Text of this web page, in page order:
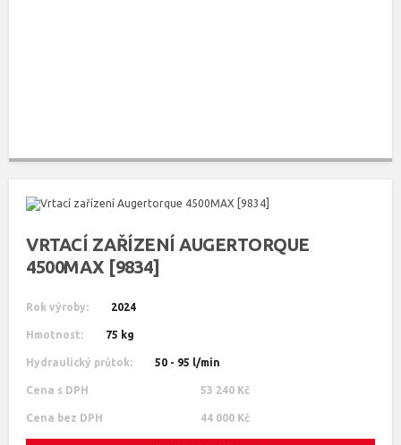
VRTACÍ ZAŘÍZENÍ AUGERTORQUE
4500MAX [9834]
Rok výroby: 2024
Hmotnost: 75 kg
Hydraulický průtok: 50 - 95 l/min
Cena s DPH 53 240 Kč
Cena bez DPH 44 000 Kč